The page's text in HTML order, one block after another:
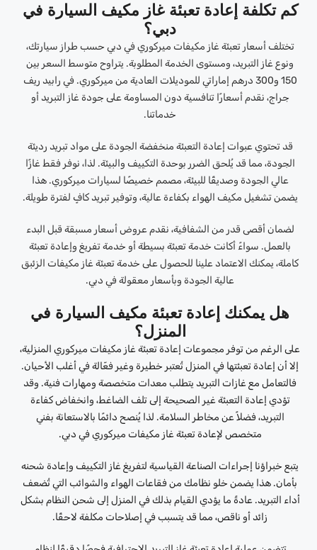
كم تكلفة إعادة تعبئة غاز مكيف السيارة في
دبي؟
تختلف أسعار تعبئة غاز مكيفات ميركوري في دبي حسب طراز سيارتك،
ونوع غاز التبريد، ومستوى الخدمة المطلوبة. يتراوح متوسط ​​السعر بين
150 و300 درهم إماراتي للموديلات العادية من ميركوري. في رابيد ريف
جراج، نقدم أسعارًا تنافسية دون المساومة على جودة غاز التبريد أو
خدماتنا.
قد تحتوي عبوات إعادة التعبئة منخفضة الجودة على مواد تبريد رديئة
الجودة، مما قد يُلحق الضرر بوحدة التكييف والبيئة. لذا، نوفر فقط غازًا
عالي الجودة وصديقًا للبيئة، مصمم خصيصًا لسيارات ميركوري. هذا
يضمن تشغيل مكيف الهواء بكفاءة عالية، وتوفير تبريد كافٍ لفترة طويلة.
لضمان أقصى قدر من الشفافية، نقدم عروض أسعار مسبقة قبل البدء
بالعمل. سواءً أكانت خدمة تعبئة بسيطة أو خدمة تفريغ وإعادة تعبئة
كاملة، يمكنك الاعتماد علينا للحصول على خدمة تعبئة غاز مكيفات الزئبق
عالية الجودة وبأسعار معقولة في دبي.
هل يمكنك إعادة تعبئة مكيف السيارة في
المنزل؟
على الرغم من توفر مجموعات إعادة تعبئة غاز مكيفات ميركوري المنزلية،
إلا أن إعادة تعبئتها في المنزل تُعتبر خطيرة وغير فعّالة في أغلب الأحيان.
فالتعامل مع غازات التبريد يتطلب معدات متخصصة ومهارات فنية. وقد
تؤدي إعادة التعبئة غير الصحيحة إلى تلف الضاغط، وانخفاض كفاءة
التبريد، فضلاً عن مخاطر السلامة. لذا يُنصح دائمًا بالاستعانة بفني
متخصص لإعادة تعبئة غاز مكيفات ميركوري في دبي.
يتبع خبراؤنا إجراءات الصناعة القياسية لتفريغ غاز التكييف وإعادة شحنه
بأمان. هذا يضمن خلو نظامك من فقاعات الهواء والشوائب التي تُضعف
أداء التبريد. عادةً ما يؤدي القيام بذلك في المنزل إلى شحن النظام بشكل
زائد أو ناقص، مما قد يتسبب في إصلاحات مكلفة لاحقًا.